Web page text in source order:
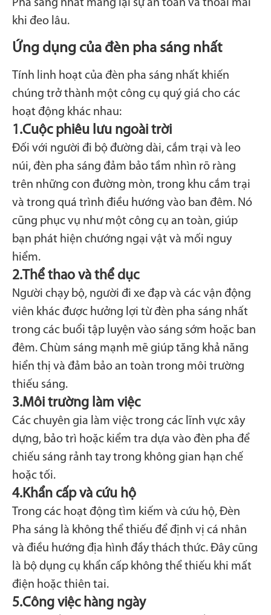
Pha sáng nhất mang lại sự an toàn và thoải mái
khi đeo lâu.
Ứng dụng của đèn pha sáng nhất
Tính linh hoạt của đèn pha sáng nhất khiến
chúng trở thành một công cụ quý giá cho các
hoạt động khác nhau:
1.Cuộc phiêu lưu ngoài trời
Đối với người đi bộ đường dài, cắm trại và leo
núi, đèn pha sáng đảm bảo tầm nhìn rõ ràng
trên những con đường mòn, trong khu cắm trại
và trong quá trình điều hướng vào ban đêm. Nó
cũng phục vụ như một công cụ an toàn, giúp
bạn phát hiện chướng ngại vật và mối nguy
hiểm.
2.Thể thao và thể dục
Người chạy bộ, người đi xe đạp và các vận động
viên khác được hưởng lợi từ đèn pha sáng nhất
trong các buổi tập luyện vào sáng sớm hoặc ban
đêm. Chùm sáng mạnh mẽ giúp tăng khả năng
hiển thị và đảm bảo an toàn trong môi trường
thiếu sáng.
3.Môi trường làm việc
Các chuyên gia làm việc trong các lĩnh vực xây
dựng, bảo trì hoặc kiểm tra dựa vào đèn pha để
chiếu sáng rảnh tay trong không gian hạn chế
hoặc tối.
4.Khẩn cấp và cứu hộ
Trong các hoạt động tìm kiếm và cứu hộ, Đèn
Pha sáng là không thể thiếu để định vị cá nhân
và điều hướng địa hình đầy thách thức. Đây cũng
là bộ dụng cụ khẩn cấp không thể thiếu khi mất
điện hoặc thiên tai.
5.Công việc hàng ngày